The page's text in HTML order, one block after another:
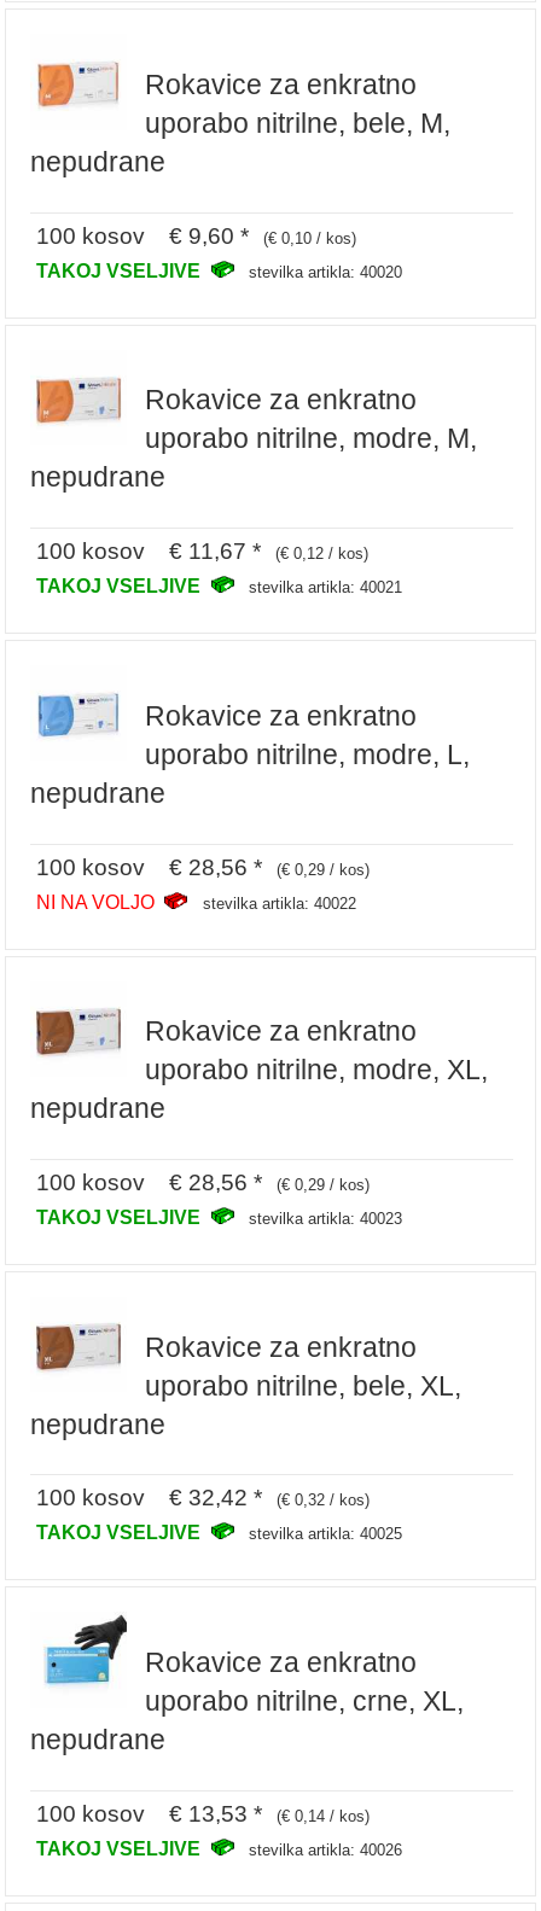
Rokavice za enkratno
uporabo nitrilne, bele, M,
nepudrane
100 kosov € 9,60 * (€ 0,10 / kos)
TAKOJ VSELJIVE stevilka artikla: 40020
Rokavice za enkratno
uporabo nitrilne, modre, M,
nepudrane
100 kosov € 11,67 * (€ 0,12 / kos)
TAKOJ VSELJIVE stevilka artikla: 40021
Rokavice za enkratno
uporabo nitrilne, modre, L,
nepudrane
100 kosov € 28,56 * (€ 0,29 / kos)
NI NA VOLJO stevilka artikla: 40022
Rokavice za enkratno
uporabo nitrilne, modre, XL,
nepudrane
100 kosov € 28,56 * (€ 0,29 / kos)
TAKOJ VSELJIVE stevilka artikla: 40023
Rokavice za enkratno
uporabo nitrilne, bele, XL,
nepudrane
100 kosov € 32,42 * (€ 0,32 / kos)
TAKOJ VSELJIVE stevilka artikla: 40025
Rokavice za enkratno
uporabo nitrilne, crne, XL,
nepudrane
100 kosov € 13,53 * (€ 0,14 / kos)
TAKOJ VSELJIVE stevilka artikla: 40026